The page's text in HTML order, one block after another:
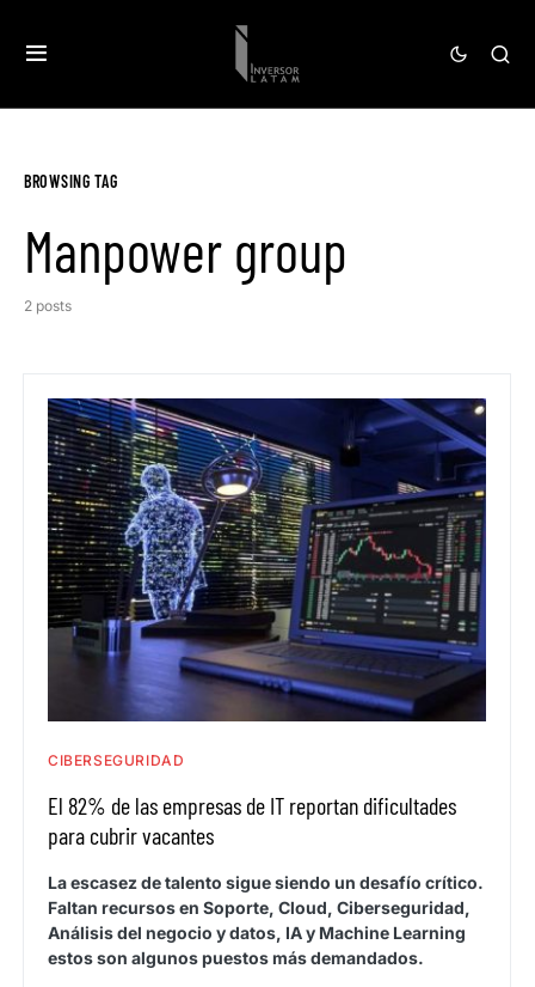
BROWSING TAG
Manpower group
2 posts
CIBERSEGURIDAD
El 82% de las empresas de IT reportan dificultades
para cubrir vacantes
La escasez de talento sigue siendo un desafío crítico.
Faltan recursos en Soporte, Cloud, Ciberseguridad,
Análisis del negocio y datos, IA y Machine Learning
estos son algunos puestos más demandados.